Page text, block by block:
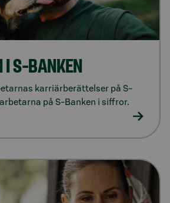
I S-BANKEN
karriärberättelser på S-
på S-Banken i siffror.